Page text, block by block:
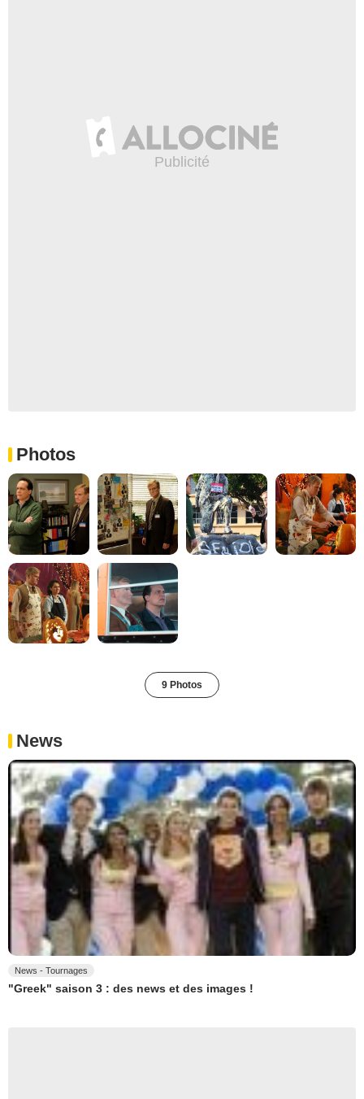
Photos
9 Photos
News
News - Tournages
"Greek" saison 3 : des news et des images !